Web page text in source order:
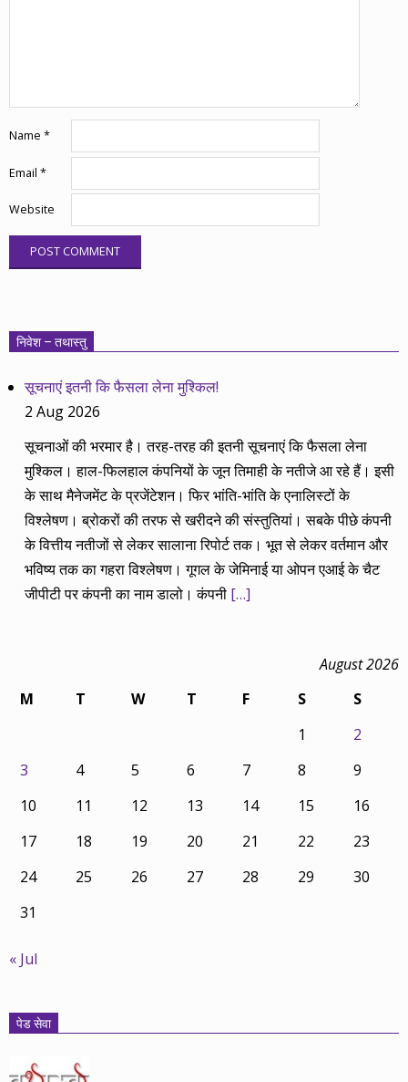
Name *
Email *
Website
निवेश – तथास्तु
सूचनाएं इतनी कि फैसला लेना मुश्किल!
2 Aug 2026
सूचनाओं की भरमार है। तरह-तरह की इतनी सूचनाएं कि फैसला लेना
मुश्किल। हाल-फिलहाल कंपनियों के जून तिमाही के नतीजे आ रहे हैं। इसी
के साथ मैनेजमेंट के प्रजेंटेशन। फिर भांति-भांति के एनालिस्टों के
विश्लेषण। ब्रोकरों की तरफ से खरीदने की संस्तुतियां। सबके पीछे कंपनी
के वित्तीय नतीजों से लेकर सालाना रिपोर्ट तक। भूत से लेकर वर्तमान और
भविष्य तक का गहरा विश्लेषण। गूगल के जेमिनाई या ओपन एआई के चैट
जीपीटी पर कंपनी का नाम डालो। कंपनी […]
August 2026
M
T W T F S
S
1
2
3
4 5 6 7 8
9
10
11 12 13 14 15
16
17
18 19 20 21 22
23
24
25 26 27 28 29
30
31
« Jul
पेड सेवा